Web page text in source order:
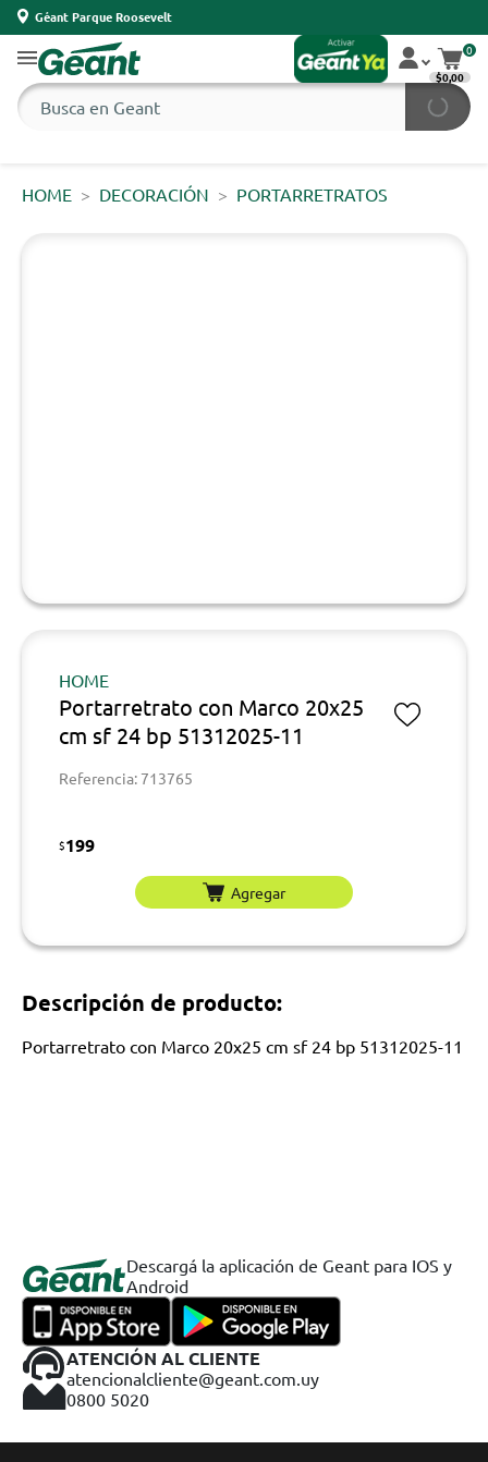
Géant Parque Roosevelt
0
$0,00
HOME DECORACIÓN PORTARRETRATOS
HOME
Portarretrato con Marco 20x25
cm sf 24 bp 51312025-11
Referencia: 713765
$199
Agregar
Descripción de producto:
Portarretrato con Marco 20x25 cm sf 24 bp 51312025-11
Descargá la aplicación de Geant para IOS y
Android
ATENCIÓN AL CLIENTE
atencionalcliente@geant.com.uy
0800 5020